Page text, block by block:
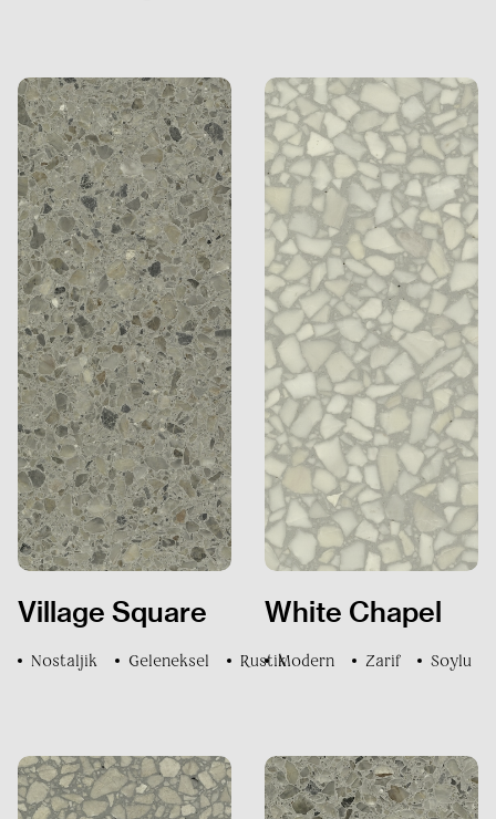
DÖKÜMANLAR
BİZE ULAŞIN
SSS
Village Square
Nostaljik Geleneksel Rustik
White Chapel
Modern Zarif Soylu